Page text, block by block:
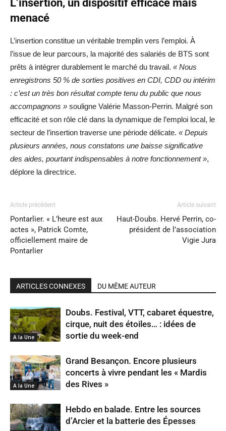
L’insertion, un dispositif efficace mais
menacé
L’insertion constitue un véritable tremplin vers l’emploi. À
l’issue de leur parcours, la majorité des salariés de BTS sont
prêts à intégrer durablement le marché du travail. « Nous
enregistrons 50 % de sorties positives en CDI, CDD ou intérim
: c’est un très bon résultat compte tenu du public que nous
accompagnons » souligne Valérie Masson-Perrin. Malgré son
efficacité et son rôle clé dans la dynamique de l’emploi local, le
secteur de l’insertion traverse une période délicate. « Depuis
plusieurs années, nous constatons une baisse significative
des aides, pourtant indispensables à notre fonctionnement »,
déplore la directrice.
Article précédent
Pontarlier. « L’heure est aux
actes », Patrick Comte,
officiellement maire de
Pontarlier
Article suivant
Haut-Doubs. Hervé Perrin, co-
président de l’association
Vigie Jura
ARTICLES CONNEXES DU MÊME AUTEUR
A la Une
Doubs. Festival, VTT, cabaret équestre,
cirque, nuit des étoiles… : idées de
sortie du week-end
A la Une
Grand Besançon. Encore plusieurs
concerts à vivre pendant les « Mardis
des Rives »
Hebdo en balade. Entre les sources
d’Arcier et la batterie des Épesses